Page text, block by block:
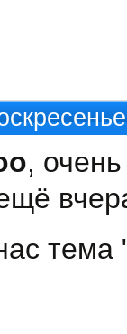
,
тема